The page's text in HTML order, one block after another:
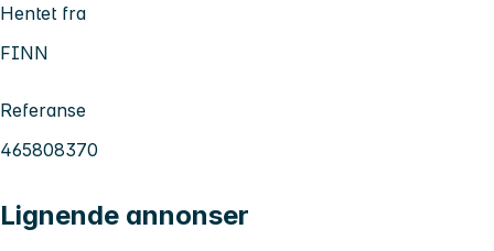
Hentet fra
FINN
Referanse
465808370
Lignende annonser